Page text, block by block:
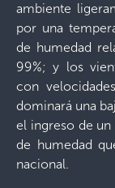
ambiente
por una
de humedad
99%; y los
con
dominará una
el ingreso de
de humedad
nacional.